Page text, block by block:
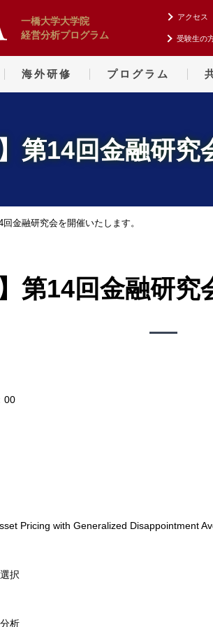
一橋大学大学院
経営分析プログラム
受験生の
アクセス
海外研修 プログラム
第14回金融研究
回金融研究会を開催いたします。
第14回金融研究
00
Pricing with Generalized Disappointment
択
析